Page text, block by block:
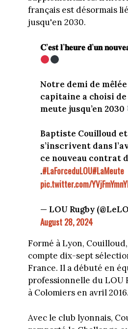
français est désormais
jusqu'en 2030.
𝐂’𝐞𝐬𝐭 𝐥’𝐡𝐞𝐮𝐫𝐞 𝐝’𝐮𝐧
Notre demi de
capitaine a choisi
meute jusqu’en 2030
Baptiste Couilloud
s’inscrivent dans
ce nouveau contrat
.#LaForceduLOU#LaMeute
pic.twitter.com/
— LOU Rugby
August 28, 2024
Formé à Lyon, Couilloud,
compte dix-sept
France. Il a débuté en
professionnelle du LOU
à Colomiers en avril 2016.
Avec le club lyonnais,